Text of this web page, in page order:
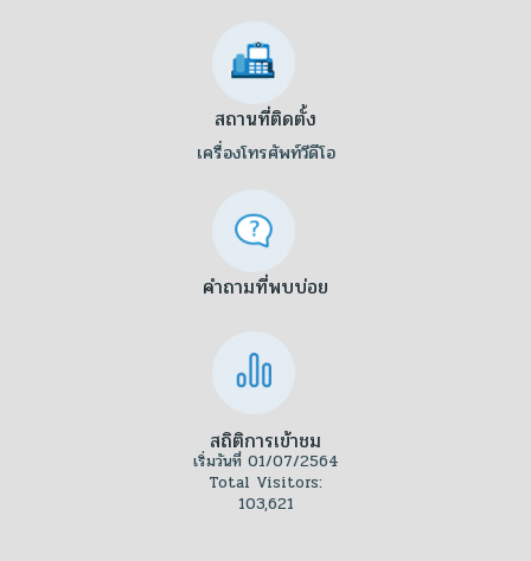
สถานที่ติดตั้ง
เครื่องโทรศัพท์วีดีโอ
คำถามที่พบบ่อย
สถิติการเข้าชม
เริ่มวันที่ 01/07/2564
Total Visitors:
103,621